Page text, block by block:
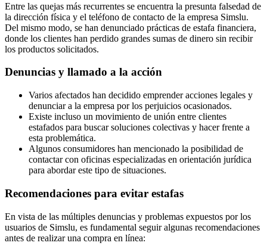
Entre las quejas más recurrentes se encuentra la presunta falsedad de
la dirección física y el teléfono de contacto de la empresa Simslu.
Del mismo modo, se han denunciado prácticas de estafa financiera,
donde los clientes han perdido grandes sumas de dinero sin recibir
los productos solicitados.
Denuncias y llamado a la acción
Varios afectados han decidido emprender acciones legales y
denunciar a la empresa por los perjuicios ocasionados.
Existe incluso un movimiento de unión entre clientes
estafados para buscar soluciones colectivas y hacer frente a
esta problemática.
Algunos consumidores han mencionado la posibilidad de
contactar con oficinas especializadas en orientación jurídica
para abordar este tipo de situaciones.
Recomendaciones para evitar estafas
En vista de las múltiples denuncias y problemas expuestos por los
usuarios de Simslu, es fundamental seguir algunas recomendaciones
antes de realizar una compra en línea: